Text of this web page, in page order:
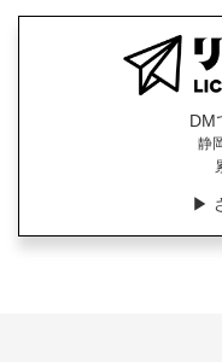
DM
静
▶︎